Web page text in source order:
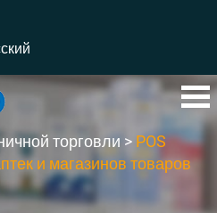
торговли > POS
и магазинов товаров